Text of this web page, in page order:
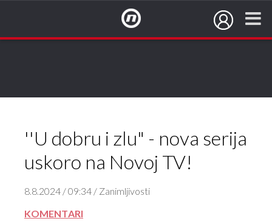
''U dobru i zlu" - nova serija
uskoro na Novoj TV!
8.8.2024 / 09:34 / Zanimljivosti
KOMENTARI